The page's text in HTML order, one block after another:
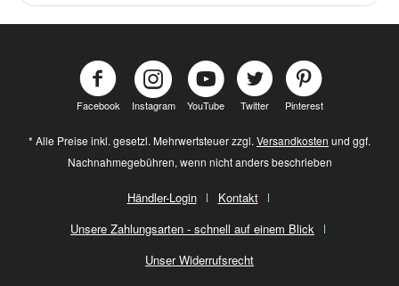
Facebook Instagram YouTube Twitter Pinterest
* Alle Preise inkl. gesetzl. Mehrwertsteuer zzgl. Versandkosten und ggf.
Nachnahmegebühren, wenn nicht anders beschrieben
Händler-Login
Kontakt
Unsere Zahlungsarten - schnell auf einem Blick
Unser Widerrufsrecht